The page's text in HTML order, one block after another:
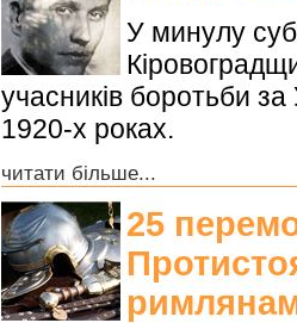
У минулу
учасників боротьби
1920-х роках.
читати більше...
25